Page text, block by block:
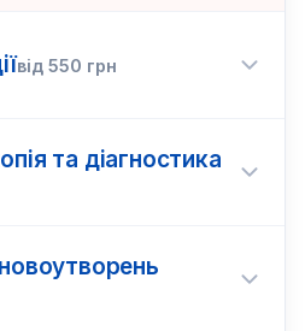
від 550 грн
та діагностика